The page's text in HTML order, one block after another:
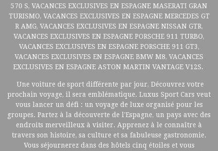
570 S, VACANCES EXCLUSIVES EN ESPAGNE MASERATI GRAN
TURISMO, VACANCES EXCLUSIVES EN ESPAGNE MERCEDES GT
R AMG, VACANCES EXCLUSIVES EN ESPAGNE NISSAN GTR,
VACANCES EXCLUSIVES EN ESPAGNE PORSCHE 911 TURBO,
VACANCES EXCLUSIVES EN ESPAGNE PORSCHE 911 GT3,
VACANCES EXCLUSIVES EN ESPAGNE BMW M8, VACANCES
EXCLUSIVES EN ESPAGNE ASTON MARTIN VANTAGE V12S.
Une voiture de sport différente par jour, Découvrez votre
prochain voyage, il sera emblématique. Luxus Sport Cars veut
vous lancer un défi : un voyage de luxe organisé pour les
groupes. Partez à la découverte de l'Espagne, un pays avec des
endroits merveilleux à visiter. Apprenez à le connaître à
travers son histoire, sa culture et sa fabuleuse gastronomie.
Vous séjournerez dans des hôtels cinq étoiles et vous